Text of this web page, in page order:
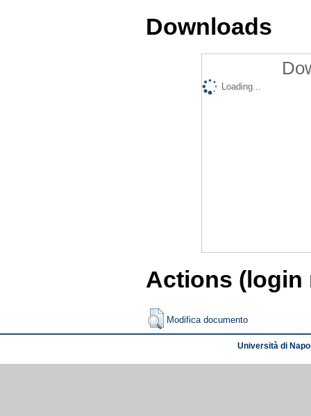
Downloads
Loading...
Actions (login
Modifica documento
Università di